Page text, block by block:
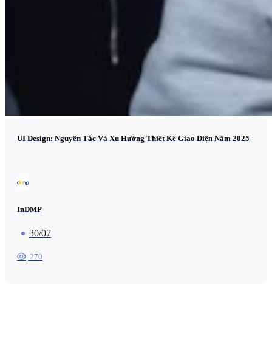
UI Design: Nguyên Tắc Và Xu Hướng Thiết Kế Giao Diện Năm 2025
InDMP
30/07
270